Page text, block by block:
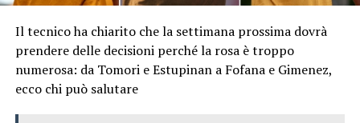
Il tecnico ha chiarito che la settimana prossima dovrà
prendere delle decisioni perché la rosa è troppo
numerosa: da Tomori e Estupinan a Fofana e Gimenez,
ecco chi può salutare